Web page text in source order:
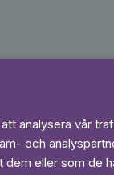
och lyssna obegränsat
bindningstid
analysera vår
och
dem eller som de